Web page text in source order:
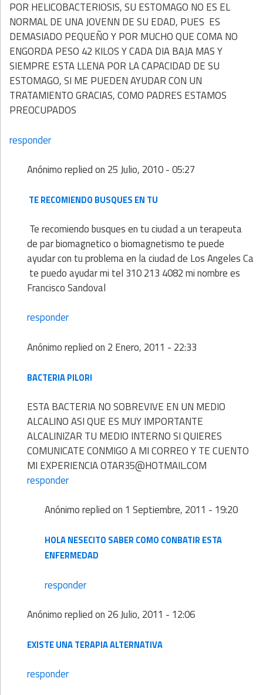
POR HELICOBACTERIOSIS, SU ESTOMAGO NO ES EL
NORMAL DE UNA JOVENN DE SU EDAD, PUES ES
DEMASIADO PEQUEÑO Y POR MUCHO QUE COMA NO
ENGORDA PESO 42 KILOS Y CADA DIA BAJA MAS Y
SIEMPRE ESTA LLENA POR LA CAPACIDAD DE SU
ESTOMAGO, SI ME PUEDEN AYUDAR CON UN
TRATAMIENTO GRACIAS, COMO PADRES ESTAMOS
PREOCUPADOS
responder
Anónimoreplied on 25 Julio, 2010 - 05:27
TE RECOMIENDO BUSQUES EN TU
Te recomiendo busques en tu ciudad a un terapeuta
de par biomagnetico o biomagnetismo te puede
ayudar con tu problema en la ciudad de Los Angeles Ca
te puedo ayudar mi tel 310 213 4082 mi nombre es
Francisco Sandoval
responder
Anónimoreplied on 2 Enero, 2011 - 22:33
BACTERIA PILORI
ESTA BACTERIA NO SOBREVIVE EN UN MEDIO
ALCALINO ASI QUE ES MUY IMPORTANTE
ALCALINIZAR TU MEDIO INTERNO SI QUIERES
COMUNICATE CONMIGO A MI CORREO Y TE CUENTO
MI EXPERIENCIA OTAR35@HOTMAIL.COM
responder
Anónimoreplied on 1 Septiembre, 2011 - 19:20
HOLA NESECITO SABER COMO CONBATIR ESTA
ENFERMEDAD
responder
Anónimoreplied on 26 Julio, 2011 - 12:06
EXISTE UNA TERAPIA ALTERNATIVA
responder